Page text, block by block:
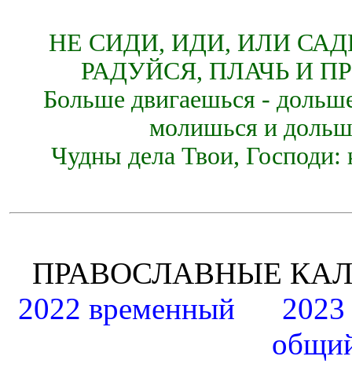
НЕ СИДИ, ИДИ, ИЛИ
РАДУЙСЯ, ПЛАЧЬ И
Больше двигаешься -
молишься и
Чудны дела Твои, Господи:
ПРАВОСЛАВНЫЕ
2022 временный